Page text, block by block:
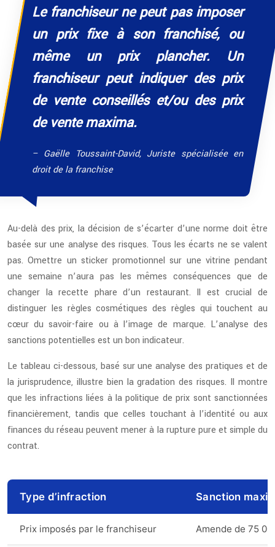
Le franchiseur ne peut pas imposer
un prix fixe à son franchisé, ou
même un prix plancher. Un
franchiseur peut indiquer des prix
de vente conseillés et/ou des prix
de vente maxima.
– Gaëlle Toussaint-David, Juriste spécialisée en
droit de la franchise
Au-delà des prix, la décision de s’écarter d’une norme doit être
basée sur une analyse des risques. Tous les écarts ne se valent
pas. Omettre un sticker promotionnel sur une vitrine pendant
une semaine n’aura pas les mêmes conséquences que de
changer la recette phare d’un restaurant. Il est crucial de
distinguer les règles cosmétiques des règles qui touchent au
cœur du savoir-faire ou à l’image de marque. L’analyse des
sanctions potentielles est un bon indicateur.
Le tableau ci-dessous, basé sur une analyse des pratiques et de
la jurisprudence, illustre bien la gradation des risques. Il montre
que les infractions liées à la politique de prix sont sanctionnées
financièrement, tandis que celles touchant à l’identité ou aux
finances du réseau peuvent mener à la rupture pure et simple du
contrat.
Type d’infraction Sanction
Prix imposés par le franchiseur Amende de 75